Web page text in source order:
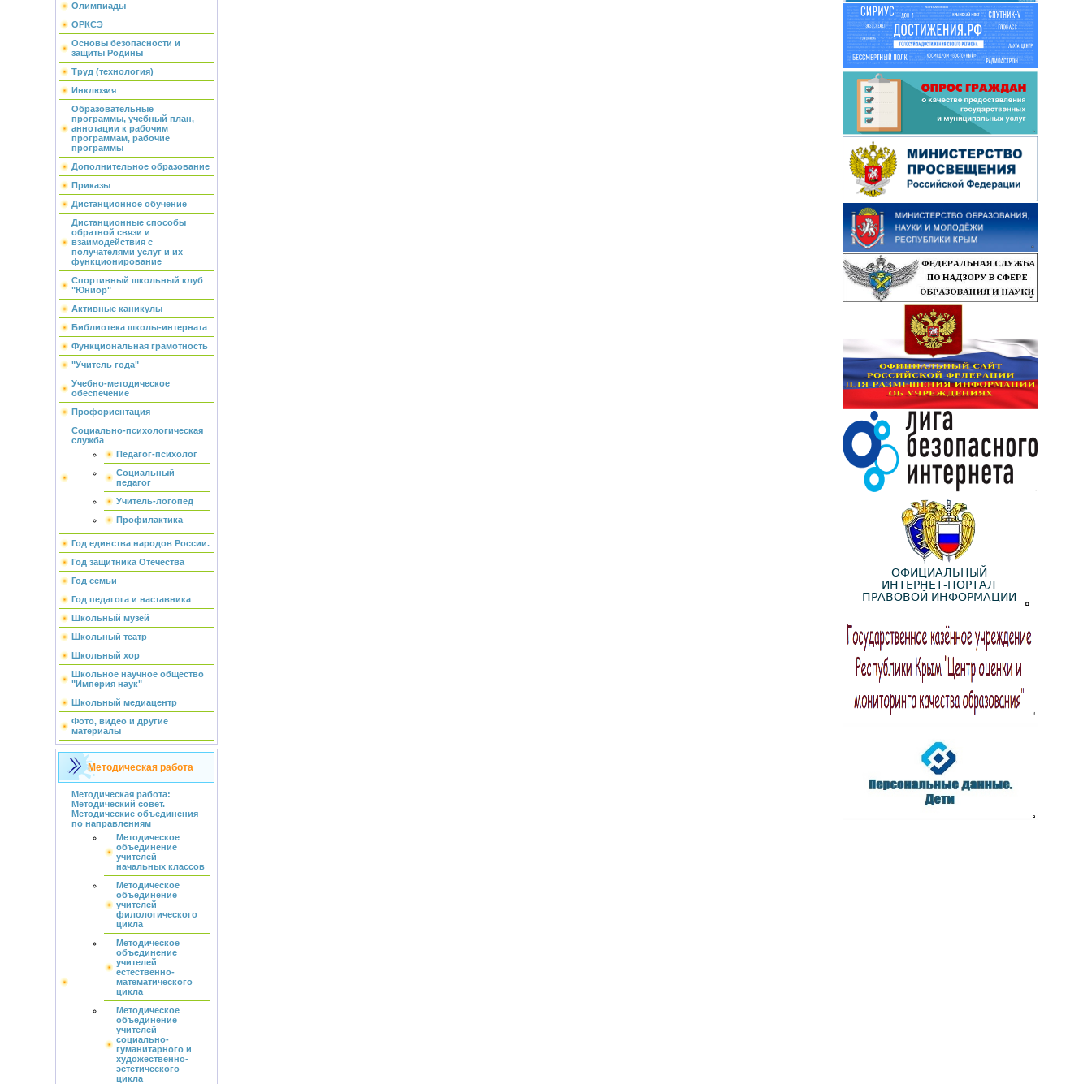
Олимпиады
ОРКСЭ
Основы безопасности и
защиты Родины
Труд (технология)
Инклюзия
Образовательные
программы, учебный план,
аннотации к рабочим
программам, рабочие
программы
Дополнительное образование
Приказы
Дистанционное обучение
Дистанционные способы
обратной связи и
взаимодействия с
получателями услуг и их
функционирование
Спортивный школьный клуб
"Юниор"
Активные каникулы
Библиотека школы-интерната
Функциональная грамотность
"Учитель года"
Учебно-методическое
обеспечение
Профориентация
Социально-психологическая
служба
Педагог-психолог
Социальный
педагог
Учитель-логопед
Профилактика
Год единства народов России.
Год защитника Отечества
Год семьи
Год педагога и наставника
Школьный музей
Школьный театр
Школьный хор
Школьное научное общество
"Империя наук"
Школьный медиацентр
Фото, видео и другие
материалы
Методическая работа
Методическая работа:
Методический совет.
Методические объединения
по направлениям
Методическое
объединение
учителей
начальных классов
Методическое
объединение
учителей
филологического
цикла
Методическое
объединение
учителей
естественно-
математического
цикла
Методическое
объединение
учителей
социально-
гуманитарного и
художественно-
эстетического
цикла